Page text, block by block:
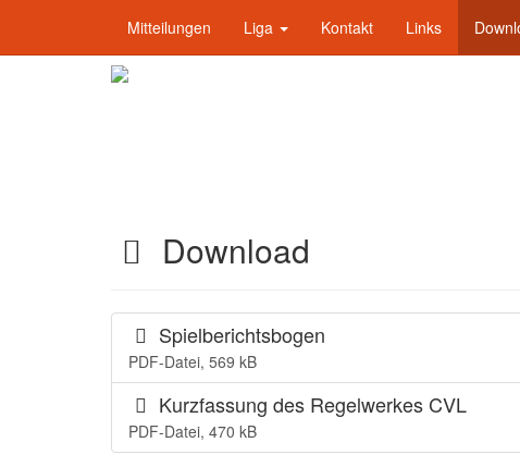
Mitteilungen Liga Kontakt Links
Download
Spielberichtsbogen
PDF-Datei, 569 kB
Kurzfassung des Regelwerkes CVL
PDF-Datei, 470 kB